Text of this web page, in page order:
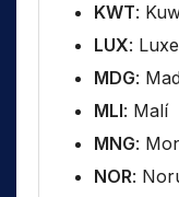
KWT:
LUX:
MDG:
MLI: Malí
MNG:
NOR: